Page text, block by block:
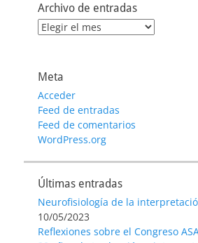
Archivo de entradas
Archivo
Meta
Acceder
Feed de entradas
Feed de comentarios
WordPress.org
Últimas entradas
Neurofisiología de la
10/05/2023
Reflexiones sobre el Congreso